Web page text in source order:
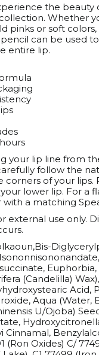
the beauty
Whether
pinks or soft colors,
pencil can be used
entire lip.
your lip line from
follow the
corners of your lips.
lower lip. For a
a matching
external use only.
Euphorbia,
(Candelilla)
Acid,
Aqua (Water,
U/Ojoba)
Cinnamal,
(Ron Oxides) C/